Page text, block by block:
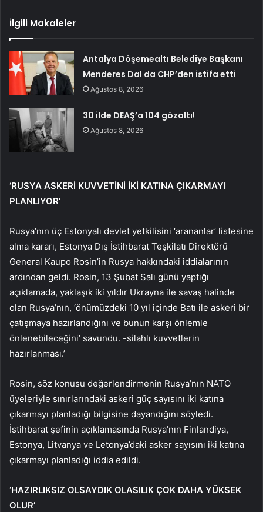
İlgili Makaleler
Antalya Döşemealtı Belediye Başkanı
Menderes Dal da CHP’den istifa etti
Ağustos 8, 2026
30 ilde DEAŞ’a 104 gözaltı!
Ağustos 8, 2026
‘RUSYA ASKERİ KUVVETİNİ İKİ KATINA ÇIKARMAYI
PLANLIYOR’
Rusya’nın üç Estonyalı devlet yetkilisini ‘arananlar’ listesine
alma kararı, Estonya Dış İstihbarat Teşkilatı Direktörü
General Kaupo Rosin’in Rusya hakkındaki iddialarının
ardından geldi. Rosin, 13 Şubat Salı günü yaptığı
açıklamada, yaklaşık iki yıldır Ukrayna ile savaş halinde
olan Rusya’nın, ‘önümüzdeki 10 yıl içinde Batı ile askeri bir
çatışmaya hazırlandığını ve bunun karşı önlemle
önlenebileceğini’ savundu. -silahlı kuvvetlerin
hazırlanması.’
Rosin, söz konusu değerlendirmenin Rusya’nın NATO
üyeleriyle sınırlarındaki askeri güç sayısını iki katına
çıkarmayı planladığı bilgisine dayandığını söyledi.
İstihbarat şefinin açıklamasında Rusya’nın Finlandiya,
Estonya, Litvanya ve Letonya’daki asker sayısını iki katına
çıkarmayı planladığı iddia edildi.
‘HAZIRLIKSIZ OLSAYDIK OLASILIK ÇOK DAHA YÜKSEK
OLUR’